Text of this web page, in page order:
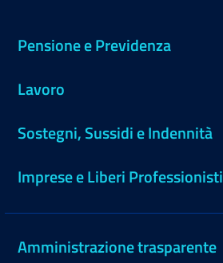
Pensione e Previdenza
Lavoro
Sostegni, Sussidi e Indennità
Imprese e Liberi Professionisti
Amministrazione trasparente